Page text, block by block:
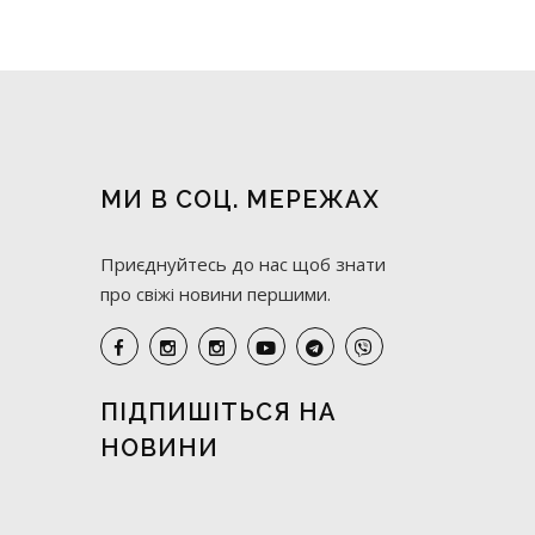
МИ В СОЦ. МЕРЕЖАХ
Приєднуйтесь до нас щоб знати
про свіжі новини першими.
ПІДПИШІТЬСЯ НА
НОВИНИ